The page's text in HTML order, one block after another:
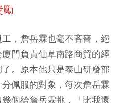
勵
，詹岳霖也毫不吝嗇，絕
門負責仙草南路商貿的經
。原本他只是泰山研發部
佩服的對象，每次詹岳霖
個給詹岳霖挑，「比我還